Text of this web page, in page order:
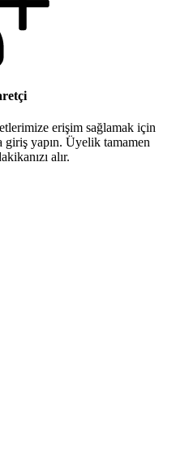
erişim sağlamak için
yapın. Üyelik tamamen
alır.